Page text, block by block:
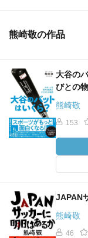
熊崎敬の作品
大谷の
びとの
熊崎敬
153
JAPAN
熊崎敬
46